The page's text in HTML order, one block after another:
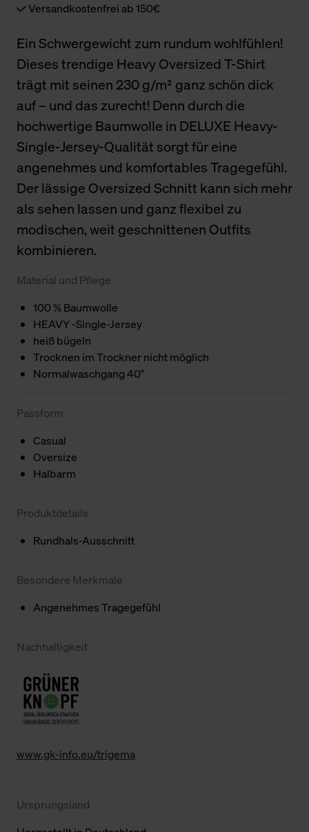
Versandkostenfrei ab 150€
Ein Schwergewicht zum rundum wohlfühlen!
Dieses trendige Heavy Oversized T-Shirt
trägt mit seinen 230 g/m² ganz schön dick
auf – und das zurecht! Denn durch die
hochwertige Baumwolle in DELUXE Heavy-
Single-Jersey-Qualität sorgt für eine
angenehmes und komfortables Tragegefühl.
Der lässige Oversized Schnitt kann sich mehr
als sehen lassen und ganz flexibel zu
modischen, weit geschnittenen Outfits
kombinieren.
Material und Pflege
100 % Baumwolle
HEAVY -Single-Jersey
heiß bügeln
Trocknen im Trockner nicht möglich
Normalwaschgang 40°
Passform
Casual
Oversize
Halbarm
Produktdetails
Rundhals-Ausschnitt
Besondere Merkmale
Angenehmes Tragegefühl
Nachhaltigkeit
www.gk-info.eu/trigema
Ursprungsland